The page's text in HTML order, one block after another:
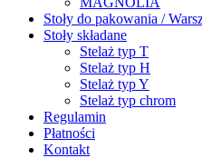
Stoły do pakowania /
Stoły składane
Stelaż typ T
Stelaż typ H
Stelaż typ Y
Stelaż typ chrom
Regulamin
Płatności
Kontakt